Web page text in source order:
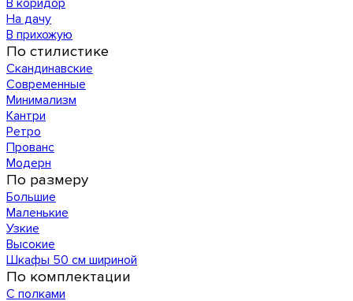
В коридор
На дачу
В прихожую
По стилистике
Скандинавские
Современные
Минимализм
Кантри
Ретро
Прованс
Модерн
По размеру
Большие
Маленькие
Узкие
Высокие
Шкафы 50 см шириной
По комплектации
С полками